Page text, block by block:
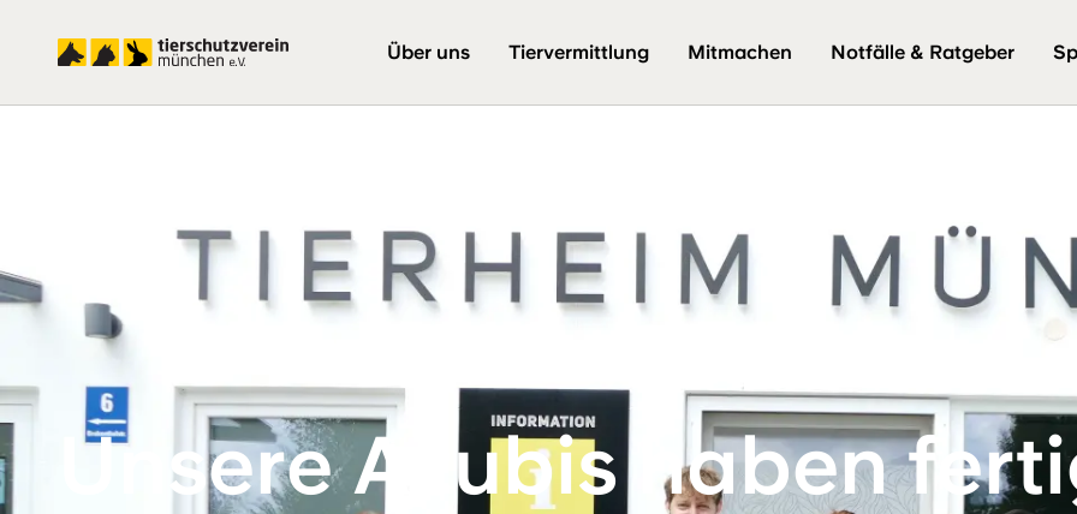
Über uns Tiervermittlung Mitmachen Notfälle & Ratgeber
Unsere Azubis haben